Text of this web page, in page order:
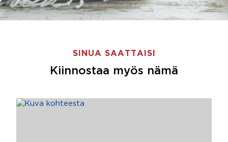
SINUA SAATTAISI
Kiinnostaa myös nämä